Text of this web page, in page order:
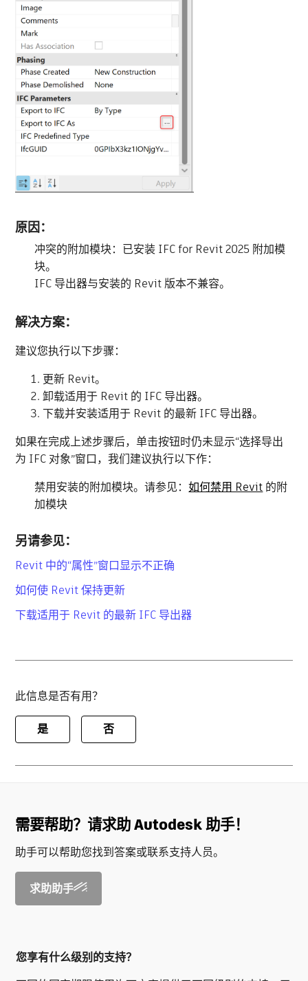
原因：
冲突的附加模块：已安装 IFC for Revit 2025 附加模
块。
IFC 导出器与安装的 Revit 版本不兼容。
解决方案：
建议您执行以下步骤：
更新 Revit。
卸载适用于 Revit 的 IFC 导出器。
下载并安装适用于 Revit 的最新 IFC 导出器。
如果在完成上述步骤后，单击按钮时仍未显示“选择导出
为 IFC 对象”窗口，我们建议执行以下作：
禁用安装的附加模块。请参见：如何禁用 Revit 的附
加模块
另请参见：
Revit 中的“属性”窗口显示不正确
如何使 Revit 保持更新
下载适用于 Revit 的最新 IFC 导出器
此信息是否有用？
是 否
需要帮助？请求助 Autodesk 助手！
助手可以帮助您找到答案或联系支持人员。
求助助手
您享有什么级别的支持？